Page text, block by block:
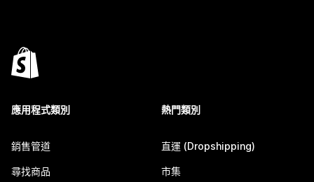
應用程式類別
銷售管道
尋找商品
熱門類別
直運 (Dropshipping)
市集